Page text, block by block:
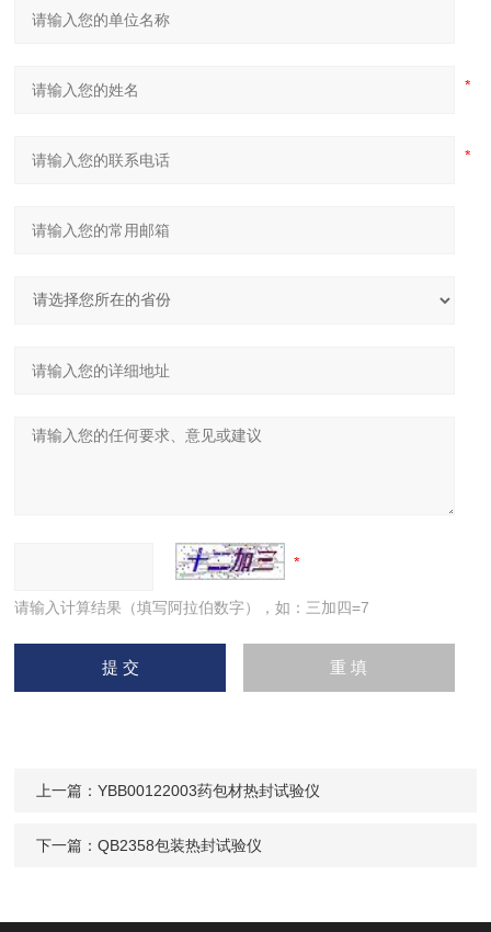
请输入计算结果（填写阿拉伯数字），如：三加四=7
上一篇：YBB00122003药包材热封试验仪
下一篇：QB2358包装热封试验仪